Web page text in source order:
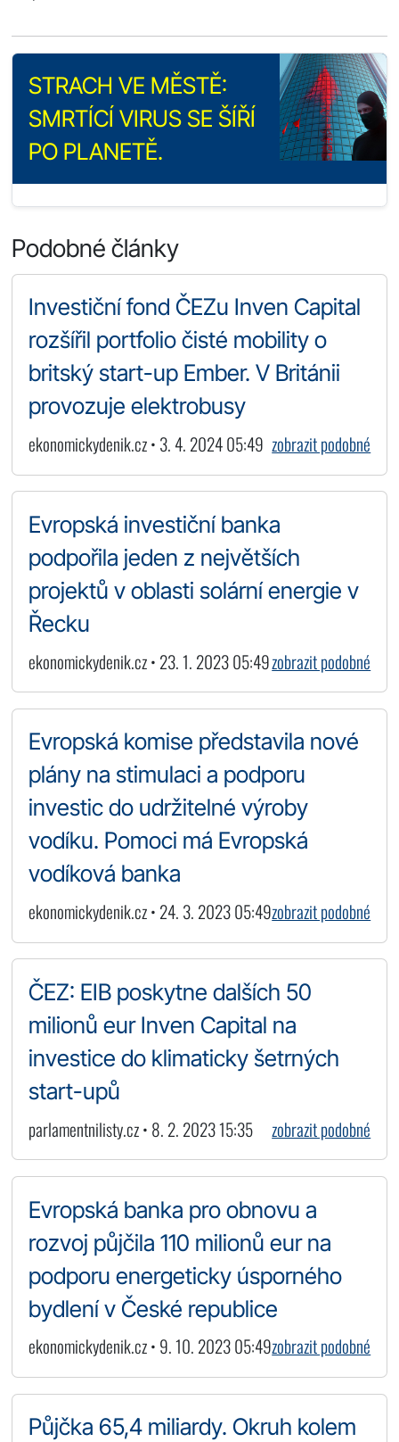
STRACH VE MĚSTĚ:
SMRTÍCÍ VIRUS SE ŠÍŘÍ
PO PLANETĚ.
Podobné články
Investiční fond ČEZu Inven Capital
rozšířil portfolio čisté mobility o
britský start-up Ember. V Británii
provozuje elektrobusy
ekonomickydenik.cz • 3. 4. 2024 05:49 zobrazit podobné
Evropská investiční banka
podpořila jeden z největších
projektů v oblasti solární energie v
Řecku
ekonomickydenik.cz • 23. 1. 2023 05:49zobrazit podobné
Evropská komise představila nové
plány na stimulaci a podporu
investic do udržitelné výroby
vodíku. Pomoci má Evropská
vodíková banka
ekonomickydenik.cz • 24. 3. 2023 05:49zobrazit podobné
ČEZ: EIB poskytne dalších 50
milionů eur Inven Capital na
investice do klimaticky šetrných
start-upů
parlamentnilisty.cz • 8. 2. 2023 15:35 zobrazit podobné
Evropská banka pro obnovu a
rozvoj půjčila 110 milionů eur na
podporu energeticky úsporného
bydlení v České republice
ekonomickydenik.cz • 9. 10. 2023 05:49zobrazit podobné
Půjčka 65,4 miliardy. Okruh kolem